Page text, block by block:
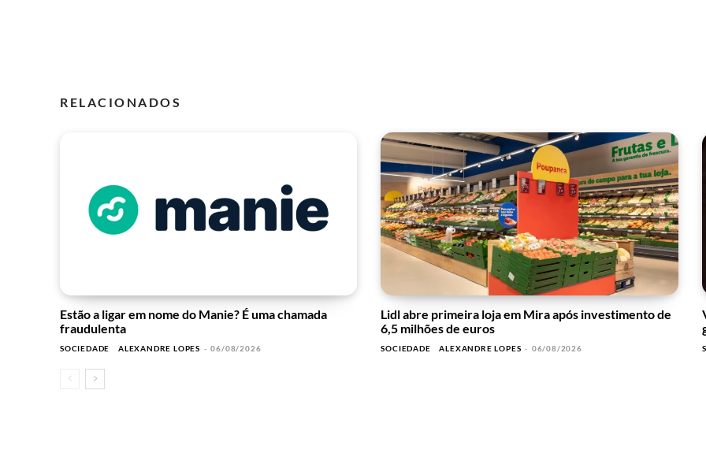
RELACIONADOS
Estão a ligar em nome do Manie? É uma chamada
fraudulenta
SOCIEDADE ALEXANDRE LOPES - 06/08/2026
Lidl abre primeira loja em Mira após investimento de
6,5 milhões de euros
SOCIEDADE ALEXANDRE LOPES - 06/08/2026